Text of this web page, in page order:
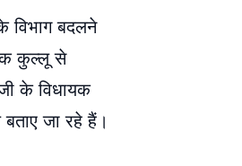
विभाग बदलने
कुल्लू से
के विधायक
जा रहे हैं।